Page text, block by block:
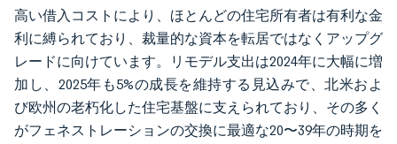
高い借入コストにより、ほとんどの住宅所有者は有利な金
利に縛られており、裁量的な資本を転居ではなくアップグ
レードに向けています。リモデル支出は2024年に大幅に増
加し、2025年も5%の成長を維持する見込みで、北米およ
び欧州の老朽化した住宅基盤に支えられており、その多く
がフェネストレーションの交換に最適な20〜39年の時期を